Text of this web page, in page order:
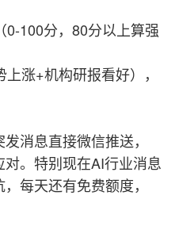
100分，80分以上算强
涨+机构研报看好），
消息直接微信推送，
对。特别现在AI行业消息
每天还有免费额度，